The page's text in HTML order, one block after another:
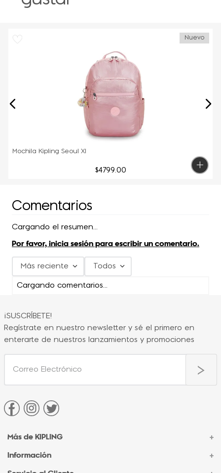
Nuevo
Mochila Kipling Seoul Xl
$4799.00
Comentarios
Cargando el resumen…
Por favor, inicia sesión para escribir un comentario.
Más reciente Todos
Cargando comentarios…
¡SUSCRÍBETE!
Regístrate en nuestro newsletter y sé el primero en
enterarte de nuestros lanzamientos y promociones
Más de KIPLING +
Acerca de Kipling
Información +